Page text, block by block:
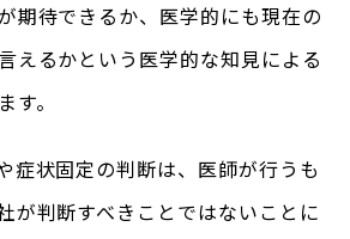
期待できるか、医学的にも現在の
えるかという医学的な知見による
。
症状固定の判断は、医師が行うも
が判断すべきことではないことに